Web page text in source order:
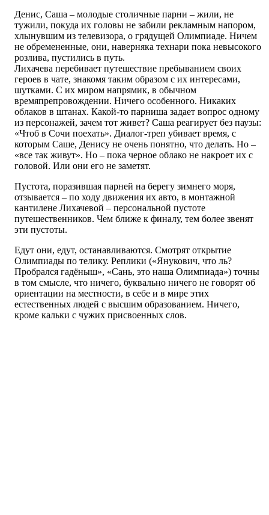
Денис, Саша – молодые столичные парни – жили, не
тужили, покуда их головы не забили рекламным напором,
хлынувшим из телевизора, о грядущей Олимпиаде. Ничем
не обремененные, они, наверняка технари пока невысокого
розлива, пустились в путь.
Лихачева перебивает путешествие пребыванием своих
героев в чате, знакомя таким образом с их интересами,
шутками. С их миром напрямик, в обычном
времяпрепровождении. Ничего особенного. Никаких
облаков в штанах. Какой-то парниша задает вопрос одному
из персонажей, зачем тот живет? Саша реагирует без паузы:
«Чтоб в Сочи поехать». Диалог-треп убивает время, с
которым Саше, Денису не очень понятно, что делать. Но –
«все так живут». Но – пока черное облако не накроет их с
головой. Или они его не заметят.
Пустота, поразившая парней на берегу зимнего моря,
отзывается – по ходу движения их авто, в монтажной
кантилене Лихачевой – персональной пустоте
путешественников. Чем ближе к финалу, тем более звенят
эти пустоты.
Едут они, едут, останавливаются. Смотрят открытие
Олимпиады по телику. Реплики («Янукович, что ль?
Пробрался гадёныш», «Сань, это наша Олимпиада») точны
в том смысле, что ничего, буквально ничего не говорят об
ориентации на местности, в себе и в мире этих
естественных людей с высшим образованием. Ничего,
кроме кальки с чужих присвоенных слов.